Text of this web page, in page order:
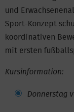
und
Sport-Konzept
koordinativen
mit ersten
Kursinformation:
Donnerstag